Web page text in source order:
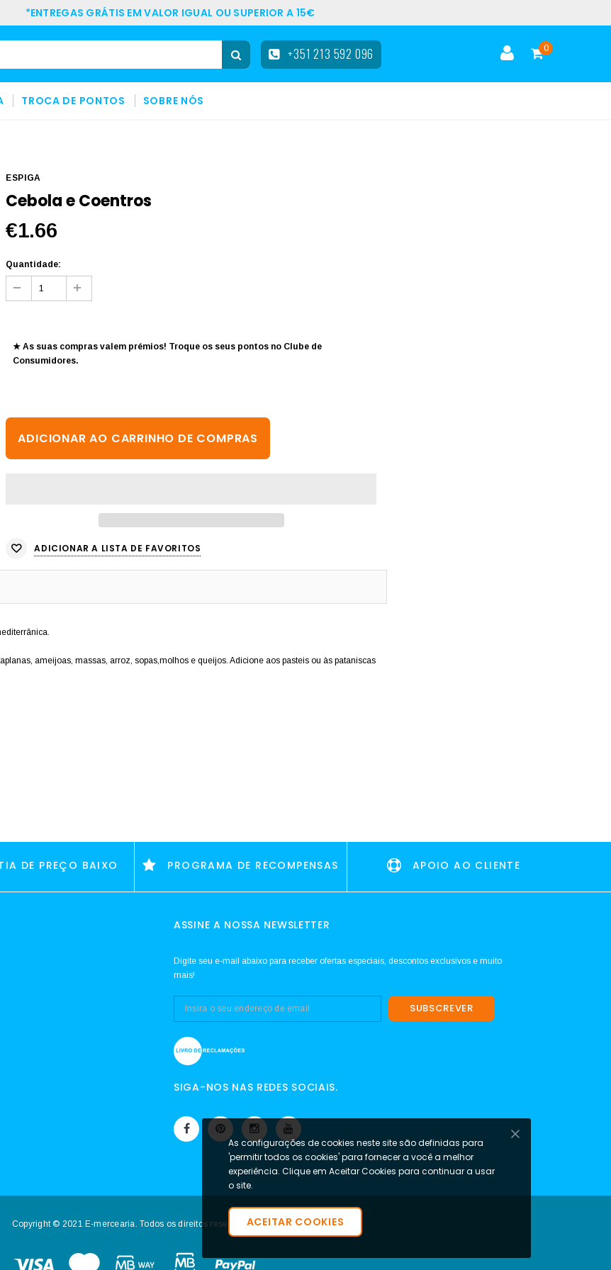
*ENTREGAS GRÁTIS EM VALOR IGUAL OU SUPERIOR A 15€
0
+351 213 592 096
TROCA DE PONTOS SOBRE NÓS
ESPIGA
Cebola e Coentros
€1.66
Quantidade:
★ As suas compras valem prémios! Troque os seus pontos no Clube de
Consumidores.
ADICIONAR A LISTA DE FAVORITOS
ameijoas, massas, arroz, sopas,molhos e queijos. Adicione aos pasteis ou às pataniscas
DE PREÇO BAIXO PROGRAMA DE RECOMPENSAS APOIO AO CLIENTE
ASSINE A NOSSA NEWSLETTER
Digite seu e-mail abaixo para receber ofertas especiais, descontos exclusivos e muito
mais!
SUBSCREVER
SIGA-NOS NAS REDES SOCIAIS.
Copyright © 2021 E-mercearia. Todos os direitos reservados.
As configurações de cookies neste site são definidas para
'permitir todos os cookies' para fornecer a você a melhor
experiência. Clique em Aceitar Cookies para continuar a usar
o site.
ACEITAR COOKIES